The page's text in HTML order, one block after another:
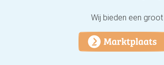
Wij bieden een